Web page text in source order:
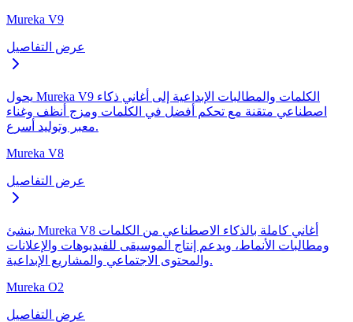
Mureka V9
عرض التفاصيل
يحول Mureka V9 الكلمات والمطالبات الإبداعية إلى أغاني ذكاء
اصطناعي متقنة مع تحكم أفضل في الكلمات ومزج أنظف وغناء
معبر وتوليد أسرع.
Mureka V8
عرض التفاصيل
ينشئ Mureka V8 أغاني كاملة بالذكاء الاصطناعي من الكلمات
ومطالبات الأنماط، ويدعم إنتاج الموسيقى للفيديوهات والإعلانات
والمحتوى الاجتماعي والمشاريع الإبداعية.
Mureka O2
عرض التفاصيل